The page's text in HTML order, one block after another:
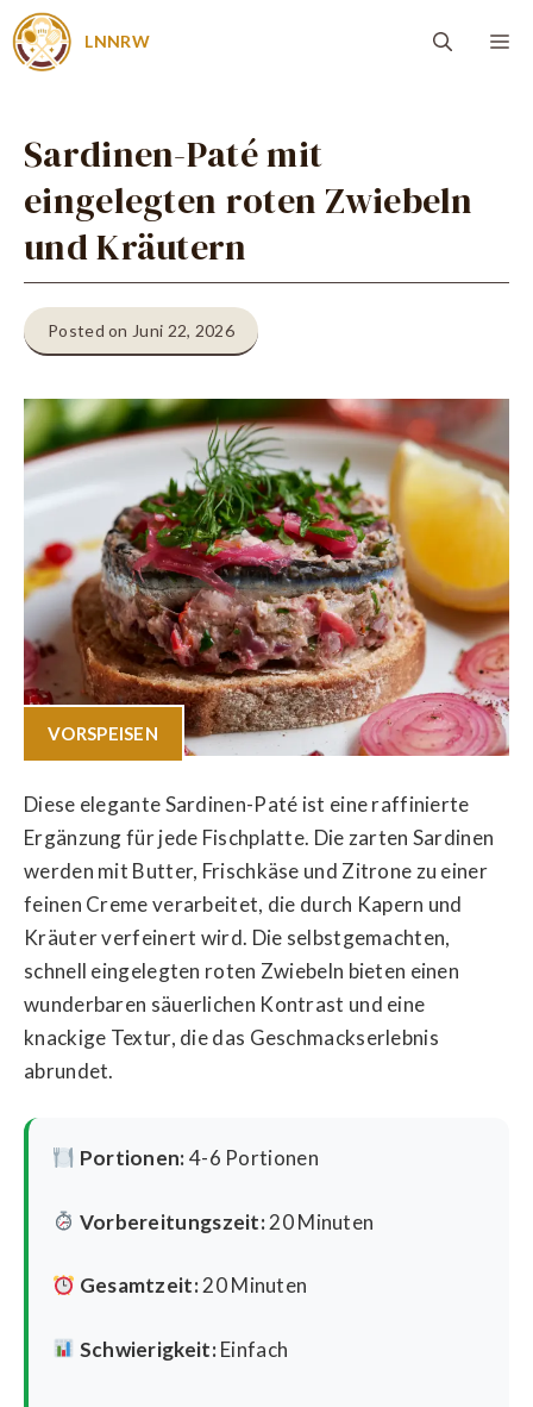
Zum
Inhalt
LNNRW
Sardinen-Paté mit
eingelegten roten Zwiebeln
und Kräutern
Posted on Juni 22, 2026
VORSPEISEN
Diese elegante Sardinen-Paté ist eine raffinierte
Ergänzung für jede Fischplatte. Die zarten Sardinen
werden mit Butter, Frischkäse und Zitrone zu einer
feinen Creme verarbeitet, die durch Kapern und
Kräuter verfeinert wird. Die selbstgemachten,
schnell eingelegten roten Zwiebeln bieten einen
wunderbaren säuerlichen Kontrast und eine
knackige Textur, die das Geschmackserlebnis
abrundet.
Portionen:4-6 Portionen
Vorbereitungszeit:20 Minuten
Gesamtzeit:20 Minuten
Schwierigkeit:Einfach